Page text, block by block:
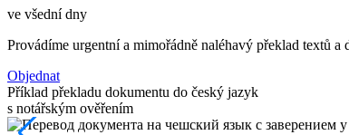
ve všední dny
Provádíme urgentní a mimořádně naléhavý překlad textů
Objednat
Příklad překladu dokumentu do český jazyk
s notářským ověřením